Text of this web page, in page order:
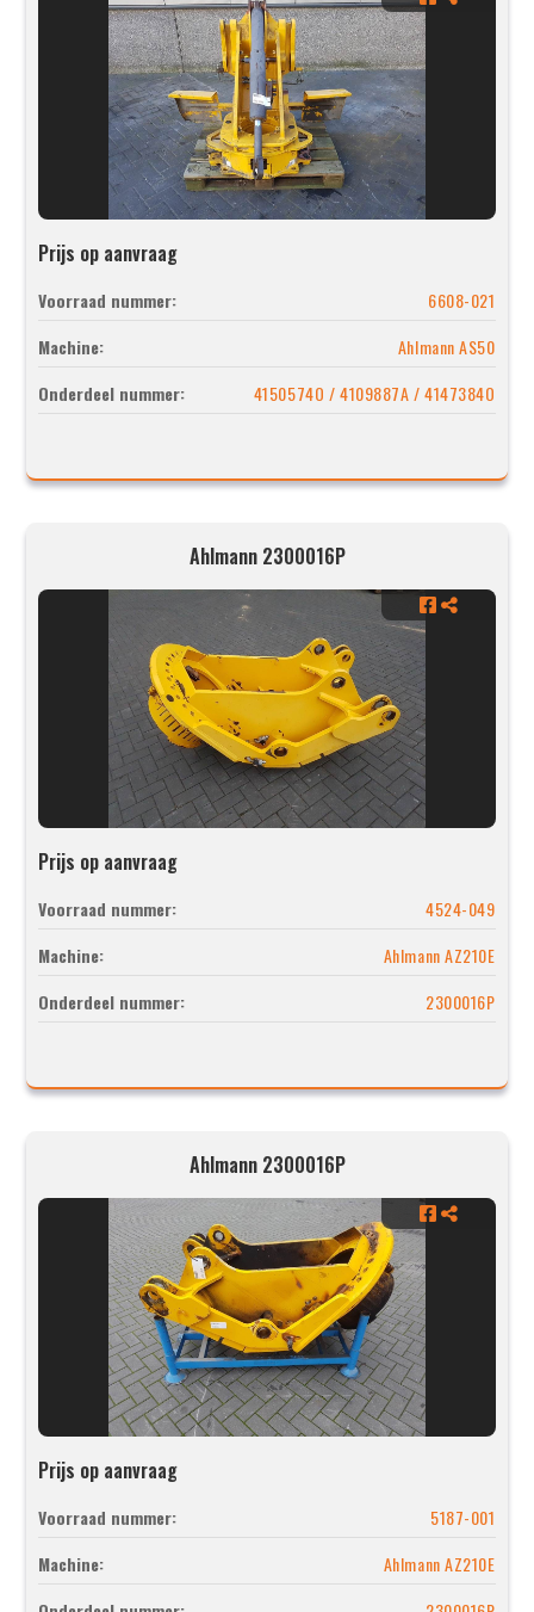
Prijs op aanvraag
Voorraad nummer:
6608-021
Machine:
Ahlmann AS50
Onderdeel nummer:
4150574O / 4109887A / 4147384O
Ahlmann 2300016P
Prijs op aanvraag
Voorraad nummer:
4524-049
Machine:
Ahlmann AZ210E
Onderdeel nummer:
2300016P
Ahlmann 2300016P
Prijs op aanvraag
Voorraad nummer:
5187-001
Machine:
Ahlmann AZ210E